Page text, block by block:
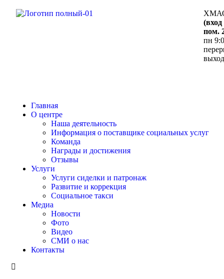
пом.
пн
Главная
О центре
Наша деятельность
Информация о поставщике социальных услуг
Команда
Награды и достижения
Отзывы
Услуги
Услуги сиделки и патронаж
Развитие и коррекция
Социальное такси
Медиа
Новости
Фото
Видео
СМИ о нас
Контакты